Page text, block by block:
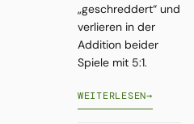
„geschreddert“ und
verlieren in der
Addition beider
Spiele mit 5:1.
WEITERLESEN→